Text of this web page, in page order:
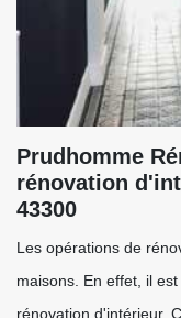
Prudhomme
rénovation
43300
Les opérations de
maisons. En effet, il
rénovation d'intérieur.